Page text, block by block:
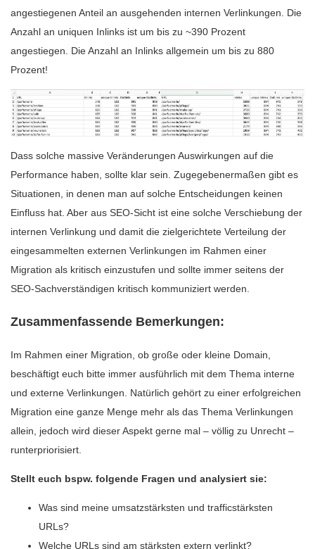
angestiegenen Anteil an ausgehenden internen Verlinkungen. Die
Anzahl an uniquen Inlinks ist um bis zu ~390 Prozent
angestiegen. Die Anzahl an Inlinks allgemein um bis zu 880
Prozent!
Dass solche massive Veränderungen Auswirkungen auf die
Performance haben, sollte klar sein. Zugegebenermaßen gibt es
Situationen, in denen man auf solche Entscheidungen keinen
Einfluss hat. Aber aus SEO-Sicht ist eine solche Verschiebung der
internen Verlinkung und damit die zielgerichtete Verteilung der
eingesammelten externen Verlinkungen im Rahmen einer
Migration als kritisch einzustufen und sollte immer seitens der
SEO-Sachverständigen kritisch kommuniziert werden.
Zusammenfassende Bemerkungen:
Im Rahmen einer Migration, ob große oder kleine Domain,
beschäftigt euch bitte immer ausführlich mit dem Thema interne
und externe Verlinkungen. Natürlich gehört zu einer erfolgreichen
Migration eine ganze Menge mehr als das Thema Verlinkungen
allein, jedoch wird dieser Aspekt gerne mal – völlig zu Unrecht –
runterpriorisiert.
Stellt euch bspw. folgende Fragen und analysiert sie:
Was sind meine umsatzstärksten und trafficstärksten
URLs?
Welche URLs sind am stärksten extern verlinkt?